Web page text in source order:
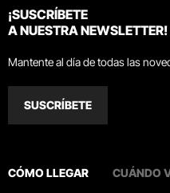
¡SUSCRÍBETE
A NUESTRA NEWSLETTER!
Mantente al día de todas las
SUSCRÍBETE
CÓMO LLEGAR CUÁNDO